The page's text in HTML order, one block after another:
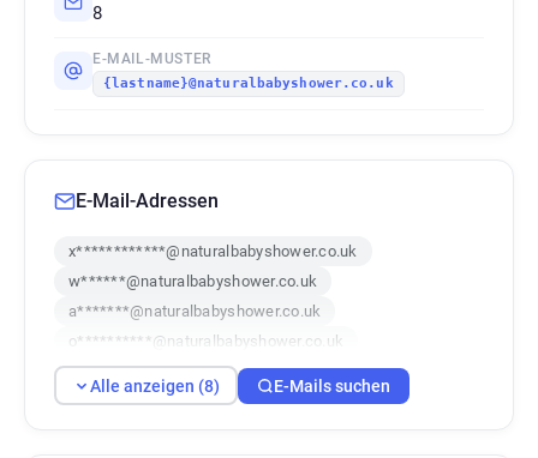
8
E-MAIL-MUSTER
{lastname}@naturalbabyshower.co.uk
E-Mail-Adressen
x************@naturalbabyshower.co.uk
w******@naturalbabyshower.co.uk
a*******@naturalbabyshower.co.uk
o**********@naturalbabyshower.co.uk
o***********@naturalbabyshower.co.uk
u******@naturalbabyshower.co.uk
Alle anzeigen (8) E-Mails suchen